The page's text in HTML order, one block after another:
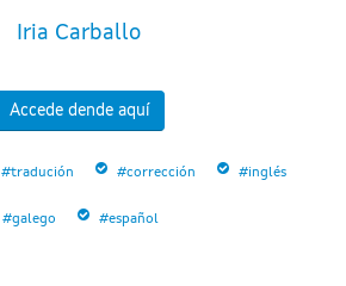
Iria Carballo
Accede dende aquí
#tradución #corrección #inglés
#galego #español